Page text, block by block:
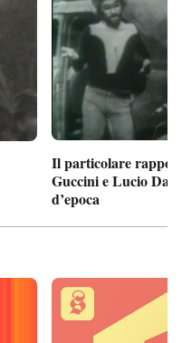
Il particolare
Guccini e Lucio
d’epoca